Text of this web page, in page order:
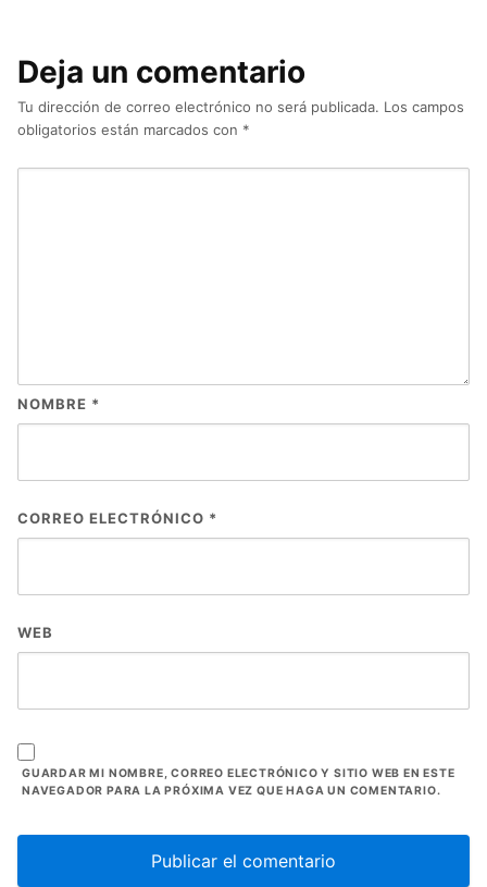
Deja un comentario
Tu dirección de correo electrónico no será publicada. Los campos
obligatorios están marcados con *
NOMBRE *
CORREO ELECTRÓNICO *
WEB
GUARDAR MI NOMBRE, CORREO ELECTRÓNICO Y SITIO WEB EN ESTE
NAVEGADOR PARA LA PRÓXIMA VEZ QUE HAGA UN COMENTARIO.